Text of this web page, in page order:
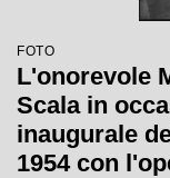
FOTO
L'onorevole
Scala in
inaugurale
1954 con